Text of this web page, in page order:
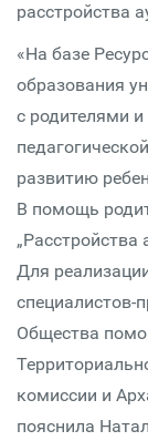
расстройства
«На базе
образования
с родителями
развитию
В помощь
„Расстройства
Для
специалистов-
Общества
комиссии и
пояснила